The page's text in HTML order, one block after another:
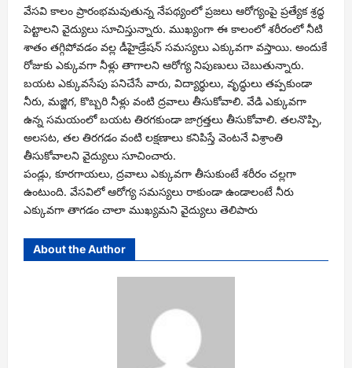
వేసవి కాలం ప్రారంభమవుతున్న నేపథ్యంలో ప్రజలు ఆరోగ్యంపై ప్రత్యేక శ్రద్ధ
పెట్టాలని వైద్యులు సూచిస్తున్నారు. ముఖ్యంగా ఈ కాలంలో శరీరంలో నీటి
శాతం తగ్గిపోవడం వల్ల డీహైడ్రేషన్ సమస్యలు ఎక్కువగా వస్తాయి. అందుకే
రోజుకు ఎక్కువగా నీళ్లు తాగాలని ఆరోగ్య నిపుణులు చెబుతున్నారు.
బయట ఎక్కువసేపు పనిచేసే వారు, విద్యార్థులు, వృద్ధులు తప్పకుండా
నీరు, మజ్జిగ, కొబ్బరి నీళ్లు వంటి ద్రవాలు తీసుకోవాలి. వేడి ఎక్కువగా
ఉన్న సమయంలో బయట తిరగకుండా జాగ్రత్తలు తీసుకోవాలి. తలనొప్పి,
అలసట, తల తిరగడం వంటి లక్షణాలు కనిపిస్తే వెంటనే విశ్రాంతి
తీసుకోవాలని వైద్యులు సూచించారు.
పండ్లు, కూరగాయలు, ద్రవాలు ఎక్కువగా తీసుకుంటే శరీరం చల్లగా
ఉంటుంది. వేసవిలో ఆరోగ్య సమస్యలు రాకుండా ఉండాలంటే నీరు
ఎక్కువగా తాగడం చాలా ముఖ్యమని వైద్యులు తెలిపారు
About the Author